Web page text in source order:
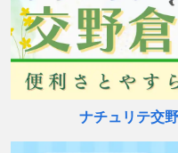
ナチュリテ交